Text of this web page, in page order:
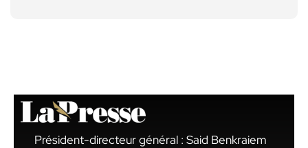
Président-directeur général : Said Benkraiem